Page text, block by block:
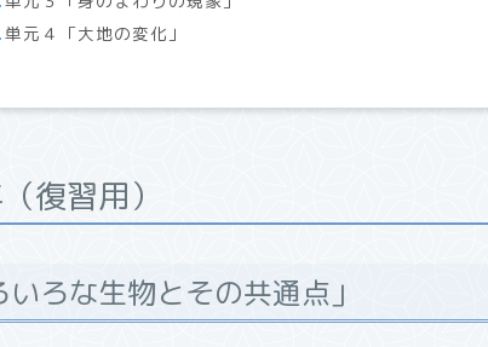
単元４「大地の変化」
復習用）
ろな生物とその共通点」